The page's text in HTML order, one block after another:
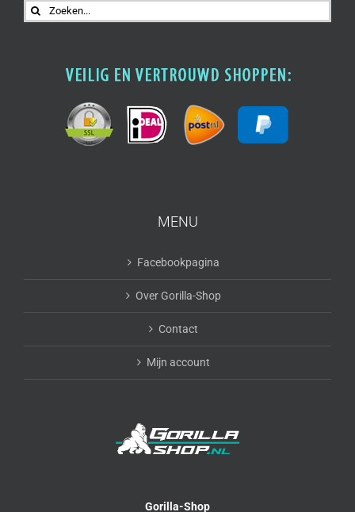
Zoeken
naar:
MENU
Facebookpagina
Over Gorilla-Shop
Contact
Mijn account
Gorilla-Shop